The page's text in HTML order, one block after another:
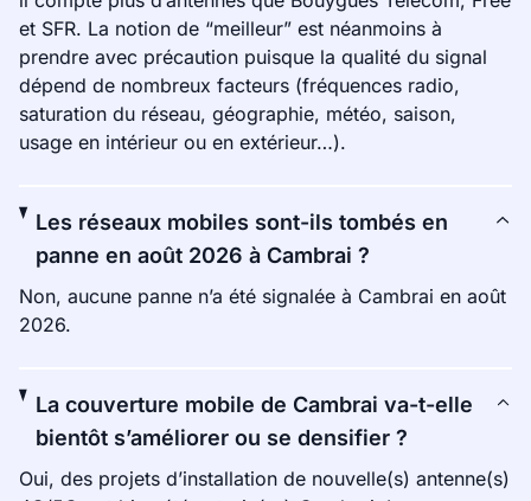
et SFR. La notion de “meilleur” est néanmoins à
prendre avec précaution puisque la qualité du signal
dépend de nombreux facteurs (fréquences radio,
saturation du réseau, géographie, météo, saison,
usage en intérieur ou en extérieur…).
Les réseaux mobiles sont-ils tombés en
panne en août 2026 à Cambrai ?
Non, aucune panne n’a été signalée à Cambrai en août
2026.
La couverture mobile de Cambrai va-t-elle
bientôt s’améliorer ou se densifier ?
Oui, des projets d’installation de nouvelle(s) antenne(s)